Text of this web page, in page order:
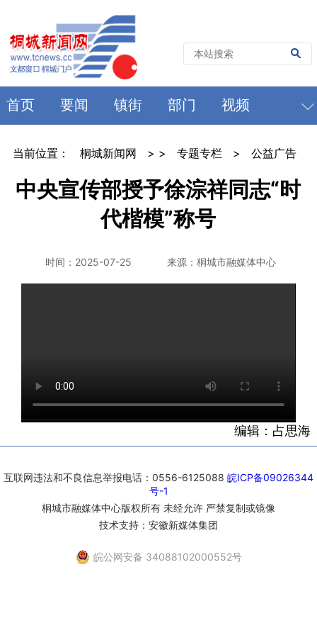
首页 要闻 镇街 部门 视频
当前位置： 桐城新闻网 > > 专题专栏 > 公益广告
中央宣传部授予徐淙祥同志“时
代楷模”称号
时间：2025-07-25 来源：桐城市融媒体中心
编辑：占思海
互联网违法和不良信息举报电话：0556-6125088 皖ICP备09026344
号-1
桐城市融媒体中心版权所有 未经允许 严禁复制或镜像
技术支持：安徽新媒体集团
皖公网安备 34088102000552号